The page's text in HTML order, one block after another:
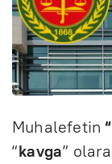
Muhalefetin
“kavga”